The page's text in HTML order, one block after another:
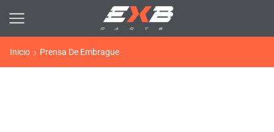
Inicio Prensa De Embrague